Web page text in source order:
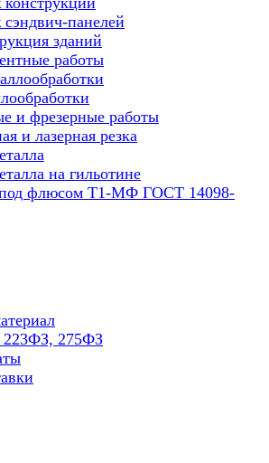
панелей
зданий
работы
и фрезерные работы
и лазерная резка
на гильотине
флюсом Т1-МФ ГОСТ 14098-
223ФЗ, 275ФЗ